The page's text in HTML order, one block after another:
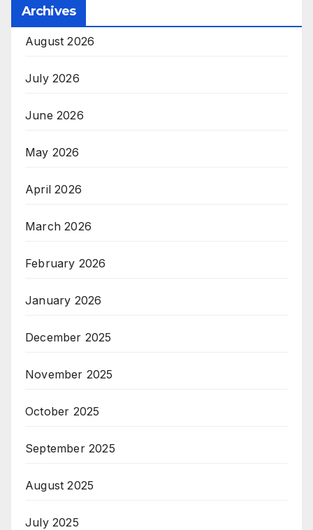
Archives
August 2026
July 2026
June 2026
May 2026
April 2026
March 2026
February 2026
January 2026
December 2025
November 2025
October 2025
September 2025
August 2025
July 2025